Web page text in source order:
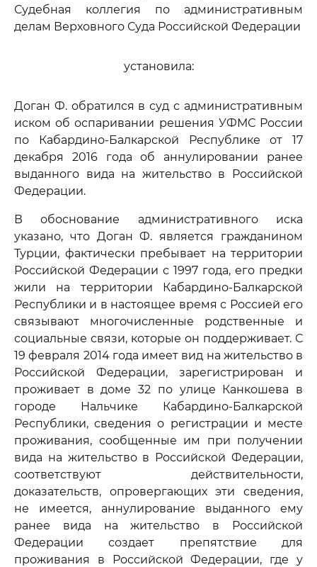
Судебная коллегия по административным
делам Верховного Суда Российской Федерации
установила:
Доган Ф. обратился в суд с административным
иском об оспаривании решения УФМС России
по Кабардино-Балкарской Республике от 17
декабря 2016 года об аннулировании ранее
выданного вида на жительство в Российской
Федерации.
В обоснование административного иска
указано, что Доган Ф. является гражданином
Турции, фактически пребывает на территории
Российской Федерации с 1997 года, его предки
жили на территории Кабардино-Балкарской
Республики и в настоящее время с Россией его
связывают многочисленные родственные и
социальные связи, которые он поддерживает. С
19 февраля 2014 года имеет вид на жительство в
Российской Федерации, зарегистрирован и
проживает в доме 32 по улице Канкошева в
городе Нальчике Кабардино-Балкарской
Республики, сведения о регистрации и месте
проживания, сообщенные им при получении
вида на жительство в Российской Федерации,
соответствуют действительности,
доказательств, опровергающих эти сведения,
не имеется, аннулирование выданного ему
ранее вида на жительство в Российской
Федерации создает препятствие для
проживания в Российской Федерации, где у